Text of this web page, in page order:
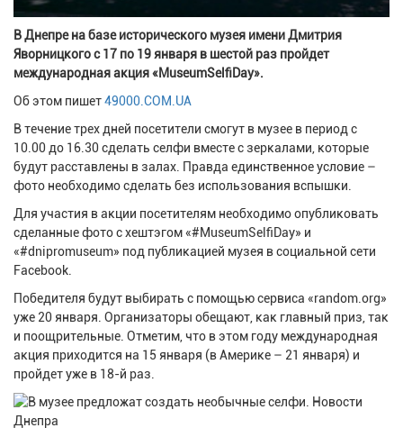
В Днепре на базе исторического музея имени Дмитрия
Яворницкого с 17 по 19 января в шестой раз пройдет
международная акция «MuseumSelfiDay».
Об этом пишет49000.COM.UA
В течение трех дней посетители смогут в музее в период с
10.00 до 16.30 сделать селфи вместе с зеркалами, которые
будут расставлены в залах. Правда единственное условие –
фото необходимо сделать без использования вспышки.
Для участия в акции посетителям необходимо опубликовать
сделанные фото с хештэгом «#MuseumSelfiDay» и
«#dnipromuseum» под публикацией музея в социальной сети
Facebook.
Победителя будут выбирать с помощью сервиса «random.org»
уже 20 января. Организаторы обещают, как главный приз, так
и поощрительные. Отметим, что в этом году международная
акция приходится на 15 января (в Америке – 21 января) и
пройдет уже в 18-й раз.